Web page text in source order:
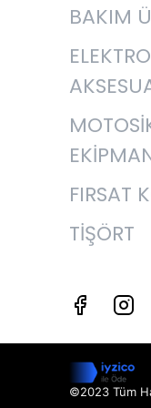
BAKIM
FIRSAT
TİŞÖRT
©2023 Tüm